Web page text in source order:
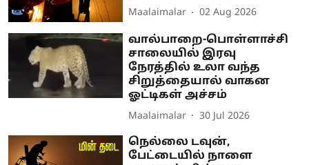
Maalaimalar 02 Aug 2026
வால்பாறை-பொள்ளாச்சி
சாலையில் இரவு
நேரத்தில் உலா வந்த
சிறுத்தையால் வாகன
ஓட்டிகள் அச்சம்
Maalaimalar 30 Jul 2026
நெல்லை டவுன்,
பேட்டையில் நாளை